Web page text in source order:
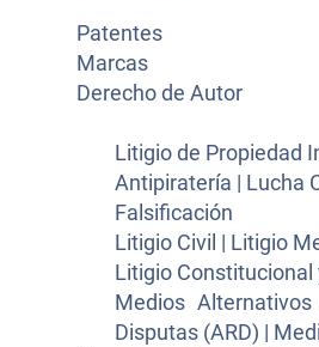
Patentes
Marcas
Derecho de Autor
Litigio de Propiedad
Antipiratería | Lucha
Falsificación
Litigio Civil | Litigio
Litigio
Medios
Disputas (ARD) |